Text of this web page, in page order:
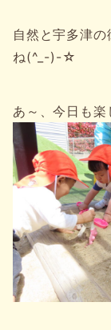
自然と宇多津
ね(^_-)-☆
あ～、今日も楽